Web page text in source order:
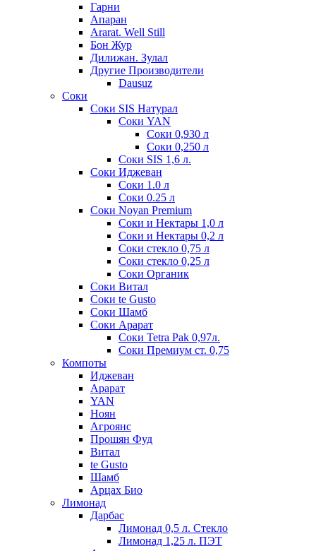
Гарни
Апаран
Ararat. Well Still
Бон Жур
Дилижан. Зулал
Другие Производители
Dausuz
Соки
Соки SIS Натурал
Соки YAN
Соки 0,930 л
Соки 0,250 л
Соки SIS 1,6 л.
Соки Иджеван
Соки 1.0 л
Соки 0.25 л
Соки Noyan Premium
Соки и Нектары 1,0 л
Соки и Нектары 0,2 л
Соки стекло 0,75 л
Соки стекло 0,25 л
Соки Органик
Соки Витал
Соки te Gusto
Соки Шамб
Соки Арарат
Соки Tetra Pak 0,97л.
Соки Премиум ст. 0,75
Компоты
Иджеван
Арарат
YAN
Ноян
Агроянс
Прошян Фуд
Витал
te Gusto
Шамб
Арцах Био
Лимонад
Дарбас
Лимонад 0,5 л. Стекло
Лимонад 1,25 л. ПЭТ